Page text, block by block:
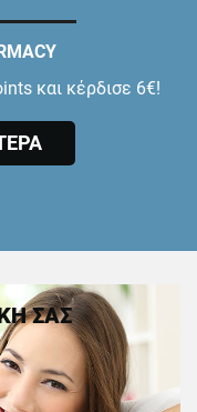
και κέρδισε 6€!
ΣΑΣ